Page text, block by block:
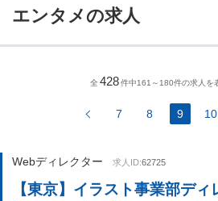
エンタメの求人
全428件中161～180件の求人を
7 8 9 10
Webディレクター 求人ID:62725
【東京】イラスト事業部デ